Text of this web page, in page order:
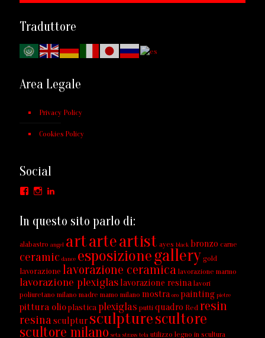
Traduttore
Area Legale
Privacy Policy
Cookies Policy
Social
Facebook
Instagram
In questo sito parlo di:
alabastro angel artarteartist ayes black bronzo carne
ceramic dance esposizionegallery gold
lavorazione lavorazione ceramica lavorazione marmo
lavorazione plexiglas lavorazione resina lavori
poliuretano milano madre mamo milano mostra oro painting pietre
pittura olioplastica plexiglas putti quadro Red resin
resinasculptur sculpturescultore
scultore milano seta strass tela utilizzo legno in scultura